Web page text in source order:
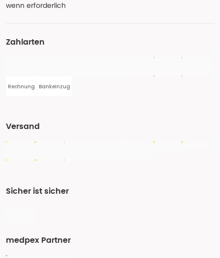
wenn erforderlich
Zahlarten
Rechnung Bankeinzug
Versand
Sicher ist sicher
medpex Partner